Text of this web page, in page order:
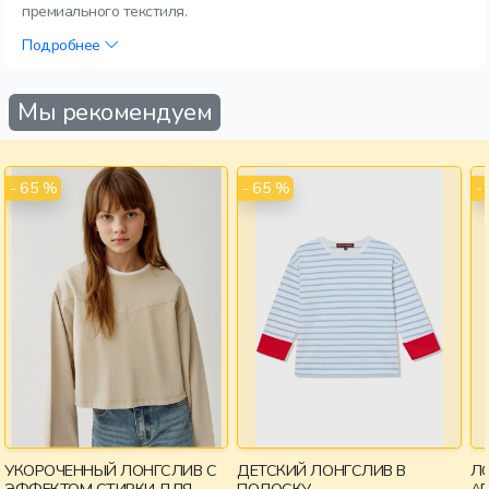
премиального текстиля.
Подробнее
Мы рекомендуем
- 65 %
УКОРОЧЕННЫЙ ЛОНГСЛИВ С
- 65 %
ДЕТСКИЙ ЛОНГСЛИВ В
-